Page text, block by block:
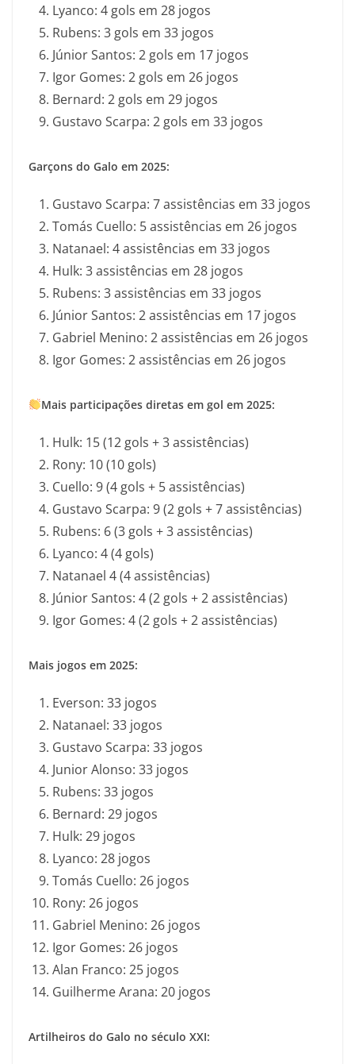
Lyanco: 4 gols em 28 jogos
Rubens: 3 gols em 33 jogos
Júnior Santos: 2 gols em 17 jogos
Igor Gomes: 2 gols em 26 jogos
Bernard: 2 gols em 29 jogos
Gustavo Scarpa: 2 gols em 33 jogos
Garçons do Galo em 2025:
Gustavo Scarpa: 7 assistências em 33 jogos
Tomás Cuello: 5 assistências em 26 jogos
Natanael: 4 assistências em 33 jogos
Hulk: 3 assistências em 28 jogos
Rubens: 3 assistências em 33 jogos
Júnior Santos: 2 assistências em 17 jogos
Gabriel Menino: 2 assistências em 26 jogos
Igor Gomes: 2 assistências em 26 jogos
Mais participações diretas em gol em 2025:
Hulk: 15 (12 gols + 3 assistências)
Rony: 10 (10 gols)
Cuello: 9 (4 gols + 5 assistências)
Gustavo Scarpa: 9 (2 gols + 7 assistências)
Rubens: 6 (3 gols + 3 assistências)
Lyanco: 4 (4 gols)
Natanael 4 (4 assistências)
Júnior Santos: 4 (2 gols + 2 assistências)
Igor Gomes: 4 (2 gols + 2 assistências)
Mais jogos em 2025:
Everson: 33 jogos
Natanael: 33 jogos
Gustavo Scarpa: 33 jogos
Junior Alonso: 33 jogos
Rubens: 33 jogos
Bernard: 29 jogos
Hulk: 29 jogos
Lyanco: 28 jogos
Tomás Cuello: 26 jogos
Rony: 26 jogos
Gabriel Menino: 26 jogos
Igor Gomes: 26 jogos
Alan Franco: 25 jogos
Guilherme Arana: 20 jogos
Artilheiros do Galo no século XXI: